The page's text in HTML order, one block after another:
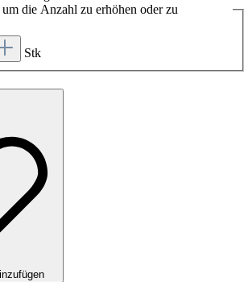
die Anzahl zu erhöhen oder zu
Stk